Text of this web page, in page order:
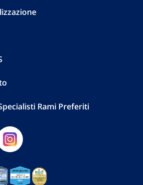
Rami Preferiti